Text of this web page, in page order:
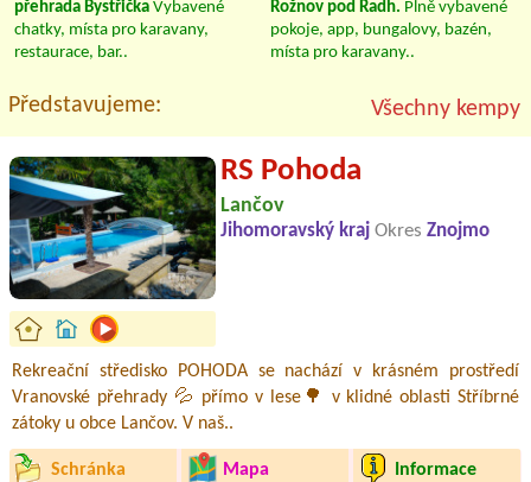
přehrada Bystřička Vybavené
chatky, místa pro karavany,
restaurace, bar..
Rožnov pod Radh. Plně vybavené
pokoje, app, bungalovy, bazén,
místa pro karavany..
Představujeme: Všechny kempy
RS Pohoda
Lančov
Jihomoravský kraj Okres Znojmo
Rekreační středisko POHODA se nachází v krásném prostředí
Vranovské přehrady 💦 přímo v lese🌳 v klidné oblasti Stříbrné
zátoky u obce Lančov. V naš..
Schránka Mapa Informace